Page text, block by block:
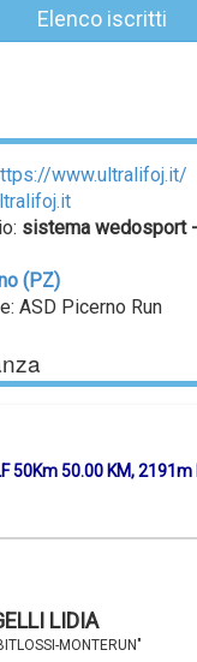
www.ultralifoj.it/
sistema wedosport
(PZ)
ASD Picerno Run
50Km 50.00 KM, 2191m
LIDIA
MONTERUN"
Elenco iscritti